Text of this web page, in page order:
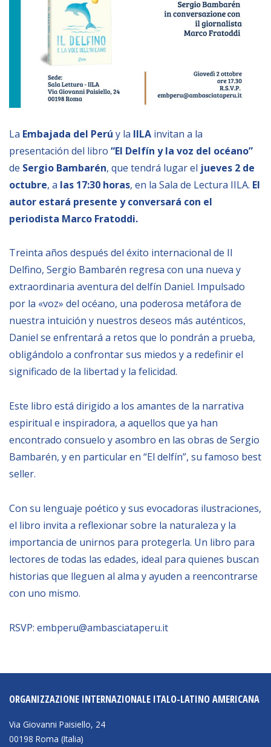
EL PAcCTO
EUROFRONT
COPOLAD III
AL-INVEST Verde
MEDIOS
Fotos
Vídeos
Audios
BIBLIOTECA
Biblioteca
Publicaciones
OPORTUNIDADES
Convocatorias
Becas
Alta Formación
Para las empresas
Registro de proveedores
Contratos/Acuerdos/Grant
NEWSLETTER
La Embajada del Perú y la IILA invitan a la
presentación del libro “El Delfín y la voz del océano”
de Sergio Bambarén, que tendrá lugar el jueves 2 de
octubre, a las 17:30 horas, en la Sala de Lectura IILA. El
autor estará presente y conversará con el
periodista Marco Fratoddi.
Treinta años después del éxito internacional de Il
Delfino, Sergio Bambarén regresa con una nueva y
extraordinaria aventura del delfín Daniel. Impulsado
por la «voz» del océano, una poderosa metáfora de
nuestra intuición y nuestros deseos más auténticos,
Daniel se enfrentará a retos que lo pondrán a prueba,
obligándolo a confrontar sus miedos y a redefinir el
significado de la libertad y la felicidad.
Este libro está dirigido a los amantes de la narrativa
espiritual e inspiradora, a aquellos que ya han
encontrado consuelo y asombro en las obras de Sergio
Bambarén, y en particular en “El delfín”, su famoso best
seller.
Con su lenguaje poético y sus evocadoras ilustraciones,
el libro invita a reflexionar sobre la naturaleza y la
importancia de unirnos para protegerla. Un libro para
lectores de todas las edades, ideal para quienes buscan
historias que lleguen al alma y ayuden a reencontrarse
con uno mismo.
RSVP: embperu@ambasciataperu.it
ORGANIZZAZIONE INTERNAZIONALE ITALO-LATINO AMERICANA
Via Giovanni Paisiello, 24
00198 Roma (Italia)